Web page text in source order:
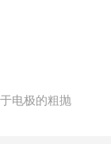
电极的粗抛